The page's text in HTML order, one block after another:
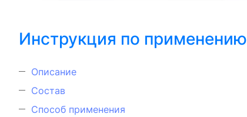
Инструкция по применению
Описание
Состав
Способ применения